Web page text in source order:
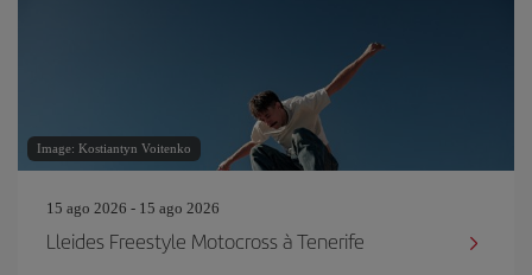
Image: Kostiantyn Voitenko
15 ago 2026 - 15 ago 2026
Lleides Freestyle Motocross à Tenerife